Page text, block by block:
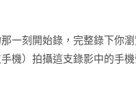
一刻開始錄，完整錄下你
機）拍攝這支錄影中的手